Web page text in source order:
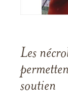
Les
soutien